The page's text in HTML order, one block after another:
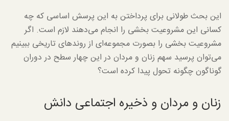
این بحث طولانی برای پرداختن به این پرسش اساسی که چه
کسانی این مشروعیت بخشی را انجام می‌دهند لازم است. اگر
مشروعیت بخشی را بصورت مجموعه‌ای از روندهای تاریخی ببینیم
می‌توان پرسید سهم زنان و مردان در این چهار سطح در دوران
گوناگون چگونه تحول پیدا کرده است؟
زنان و مردان و ذخیره اجتماعی دانش